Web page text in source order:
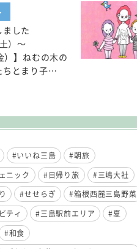
した
）～
）】ねむの木の
ちとまり子…
#いいね三島
#朝旅
ニック
#日帰り旅
#三嶋大社
#せせらぎ
#箱根西麓三島野菜
ティ
#三島駅前エリア
#夏
#和食